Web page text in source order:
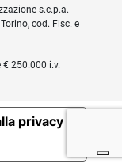
s.c.p.a.
cod. Fisc. e
€ 250.000 i.v.
privacy